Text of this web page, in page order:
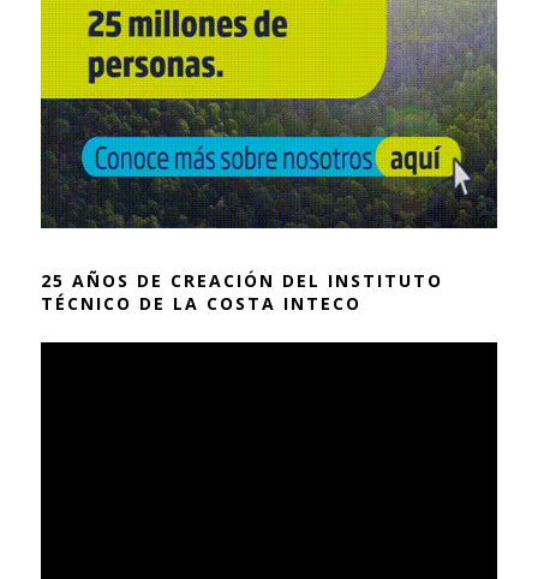
25 AÑOS DE CREACIÓN DEL INSTITUTO
TÉCNICO DE LA COSTA INTECO